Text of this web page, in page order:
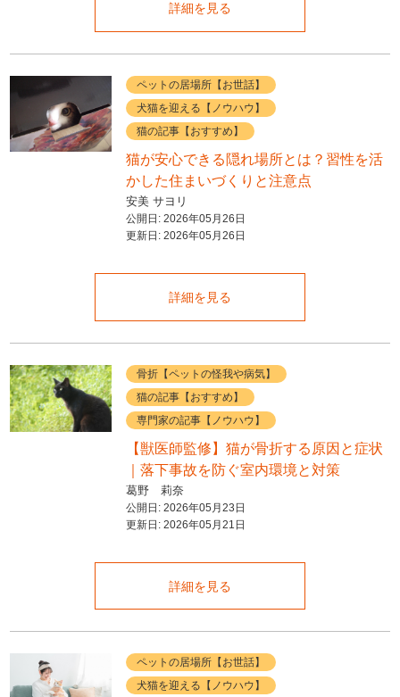
詳細を見る
ペットの居場所【お世話】
犬猫を迎える【ノウハウ】
猫の記事【おすすめ】
猫が安心できる隠れ場所とは？習性を活
かした住まいづくりと注意点
安美 サヨリ
公開日: 2026年05月26日
更新日: 2026年05月26日
詳細を見る
骨折【ペットの怪我や病気】
猫の記事【おすすめ】
専門家の記事【ノウハウ】
【獣医師監修】猫が骨折する原因と症状
｜落下事故を防ぐ室内環境と対策
葛野 莉奈
公開日: 2026年05月23日
更新日: 2026年05月21日
詳細を見る
ペットの居場所【お世話】
犬猫を迎える【ノウハウ】